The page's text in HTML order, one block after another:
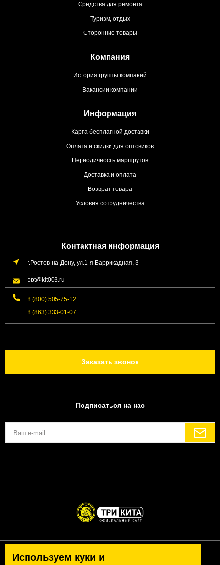
Средства для ремонта
Туризм, отдых
Сторонние товары
Компания
История группы компаний
Вакансии компании
Информация
Карта бесплатной доставки
Оплата и скидки для оптовиков
Периодичность маршрутов
Доставка и оплата
Возврат товара
Условия сотрудничества
Контактная информация
г.Ростов-на-Дону, ул.1-я Баррикадная, 3
opt@kit003.ru
8 (800) 505-75-12
8 (863) 333-01-07
Заказать звонок
Подписаться на нас
Политика конфиденциальности
Согласие на обработку персональных данных
Используем куки и